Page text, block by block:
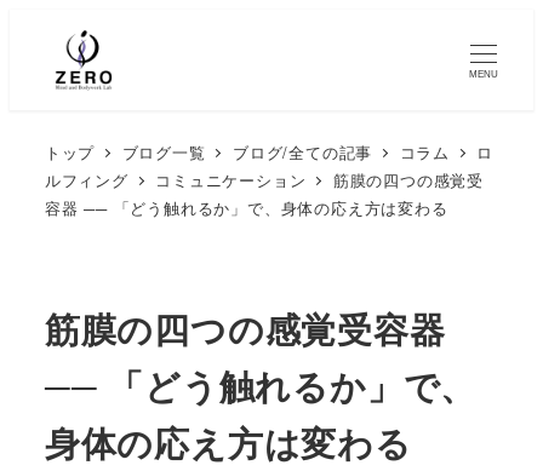
MENU
トップ ブログ一覧 ブログ/全ての記事 コラム
ロ
ルフィング
コミュニケーション
筋膜の四つの感覚受
容器 ── 「どう触れるか」で、身体の応え方は変わる
筋膜の四つの感覚受容器
── 「どう触れるか」で、
身体の応え方は変わる